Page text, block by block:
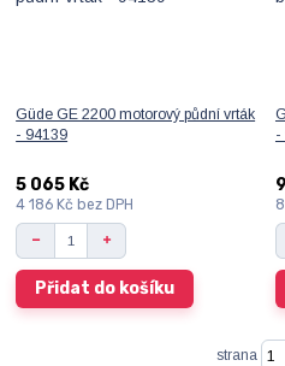
Güde GE 2200 motorový půdní vrták
- 94139
5 065 Kč
4 186 Kčbez DPH
Přidat do košíku
-
strana